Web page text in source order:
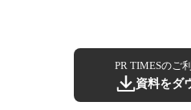
PR TIMESのご
資料をダ